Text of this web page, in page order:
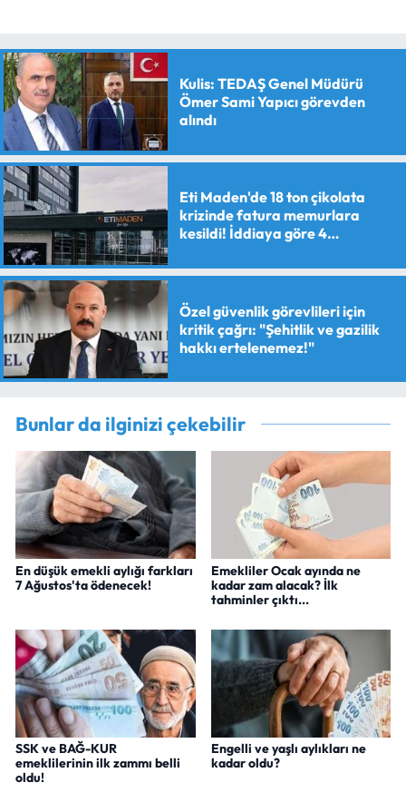
Kulis: TEDAŞ Genel Müdürü
Ömer Sami Yapıcı görevden
alındı
Eti Maden'de 18 ton çikolata
krizinde fatura memurlara
kesildi! İddiaya göre 4
verildi
Özel güvenlik görevlileri için
kritik çağrı: "Şehitlik ve gazilik
hakkı ertelenemez!"
Bunlar da ilginizi çekebilir
En düşük emekli aylığı farkları
7 Ağustos'ta ödenecek!
Emekliler Ocak ayında ne
kadar zam alacak? İlk
tahminler çıktı...
SSK ve BAĞ-KUR
emeklilerinin ilk zammı belli
oldu!
Engelli ve yaşlı aylıkları ne
kadar oldu?